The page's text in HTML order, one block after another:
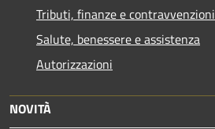
Tributi, finanze e contravvenzioni
Salute, benessere e assistenza
Autorizzazioni
NOVITÀ